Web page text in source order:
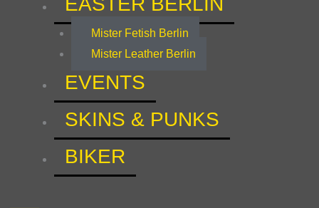
Mister Fetish Berlin
Mister Leather Berlin
EVENTS
SKINS & PUNKS
BIKER